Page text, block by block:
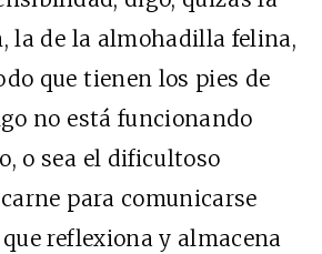
la de la almohadilla felina,
que tienen los pies de
no está funcionando
o sea el dificultoso
para comunicarse
reflexiona y almacena